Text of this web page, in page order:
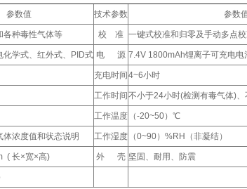
参数值 技术参数 参数
各种毒性气体等 校 准 一键式校准和归零及手动多点
化学式、红外式、PID式 电 源 7.4V 1800mAh锂离子可充电电
充电时间 4~6小时
工作时间 不小于24小时(检测有毒气体)
工作温度 （-20~50）℃
体浓度值和状态说明 工作湿度 （0~90）%RH（非凝结）
( 长×宽×高) 外 壳 坚固、耐用、防震